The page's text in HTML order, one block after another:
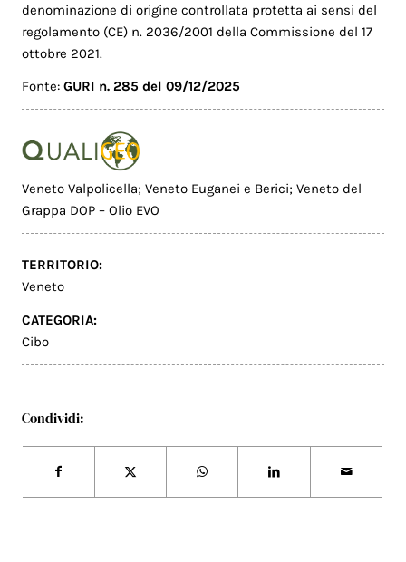
denominazione di origine controllata protetta ai sensi del
regolamento (CE) n. 2036/2001 della Commissione del 17
ottobre 2021.
Fonte:GURI n. 285 del 09/12/2025
Veneto Valpolicella; Veneto Euganei e Berici; Veneto del
Grappa DOP – Olio EVO
TERRITORIO:
Veneto
CATEGORIA:
Cibo
Condividi: